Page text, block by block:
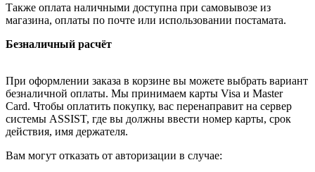
Также оплата наличными доступна при самовывозе из
магазина, оплаты по почте или использовании постамата.
Безналичный расчёт
При оформлении заказа в корзине вы можете выбрать вариант
безналичной оплаты. Мы принимаем карты Visa и Master
Card. Чтобы оплатить покупку, вас перенаправит на сервер
системы ASSIST, где вы должны ввести номер карты, срок
действия, имя держателя.
Вам могут отказать от авторизации в случае: